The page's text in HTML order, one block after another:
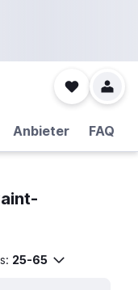
Anbieter FAQ
25-65